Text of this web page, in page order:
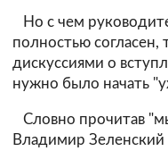
Но с чем
полностью согласен,
дискуссиями о
нужно было начать
Словно прочитав
Владимир